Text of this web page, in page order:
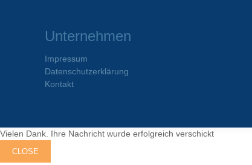
Unternehmen
Impressum
Datenschutzerklärung
Kontakt
Vielen Dank. Ihre Nachricht wurde erfolgreich verschickt
CLOSE